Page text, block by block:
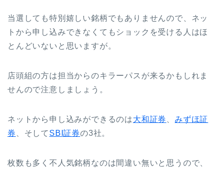
当選しても特別嬉しい銘柄でもありませんので、ネッ
トから申し込みできなくてもショックを受ける人はほ
とんどいないと思いますが。
店頭組の方は担当からのキラーパスが来るかもしれま
せんので注意しましょう。
ネットから申し込みができるのは大和証券 、みずほ証
券 、そして SBI証券の3社。
枚数も多く不人気銘柄なのは間違い無いと思うので、